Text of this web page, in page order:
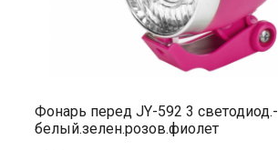
Фонарь перед JY-592 3 светодиод.-
белый.зелен.розов.фиолет